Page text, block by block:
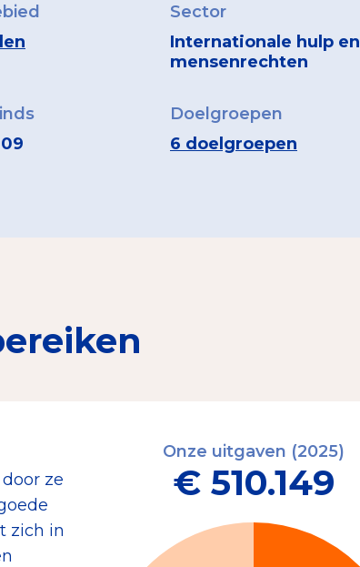
Sector
Internationale hulp en
mensenrechten
Doelgroepen
6 doelgroepen
Onze uitgaven (2025)
€ 510.149
ze
zich in